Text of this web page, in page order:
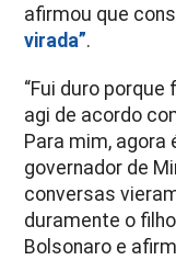
afirmou que
virada”.
“Fui duro
agi de acordo
Para mim, agora
governador de
conversas
duramente o
Bolsonaro e